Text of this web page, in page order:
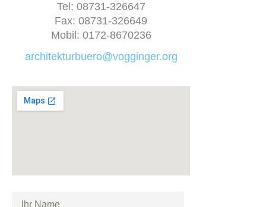
Tel: 08731-326647
Fax: 08731-326649
Mobil: 0172-8670236
architekturbuero@vogginger.org